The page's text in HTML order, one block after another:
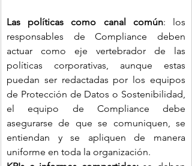
Las políticas como canal común: los
responsables de Compliance deben
actuar como eje vertebrador de las
políticas corporativas, aunque estas
puedan ser redactadas por los equipos
de Protección de Datos o Sostenibilidad,
el equipo de Compliance debe
asegurarse de que se comuniquen, se
entiendan y se apliquen de manera
uniforme en toda la organización.